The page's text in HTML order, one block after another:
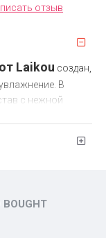
отзыв
Laikou создан,
В
с нежной
аромат
BOUGHT